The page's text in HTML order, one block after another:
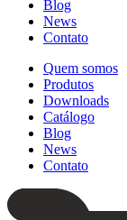
Blog
News
Contato
Quem somos
Produtos
Downloads
Catálogo
Blog
News
Contato